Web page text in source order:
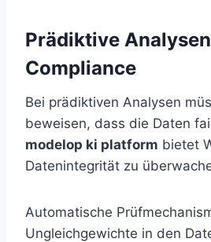
Prädiktive
Compliance
Bei prädiktiven Analysen
beweisen, dass die Daten
modelop ki platform bietet
Datenintegrität zu
Automatische
Ungleichgewichte in den